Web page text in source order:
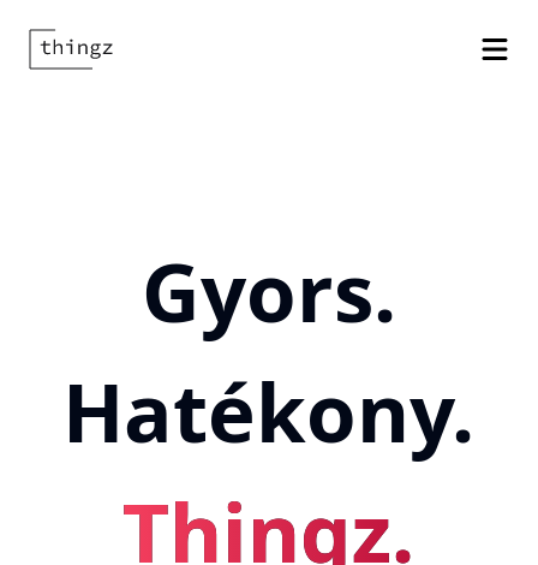
Gyors.
Thingz.